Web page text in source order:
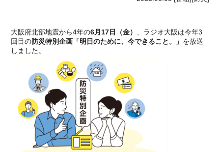
大阪府北部地震から4年の6月17日（金）
、ラジオ大阪は今年3
回目の防災特別企画「明日のために、今できること。」 を放送
しました。